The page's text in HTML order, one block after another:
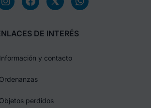
DE INTERÉS
Información y contacto
Ordenanzas
Objetos perdidos